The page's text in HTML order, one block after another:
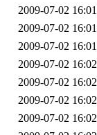
2009-07-02 16:01
2009-07-02 16:01
2009-07-02 16:01
2009-07-02 16:02
2009-07-02 16:02
2009-07-02 16:02
2009-07-02 16:02